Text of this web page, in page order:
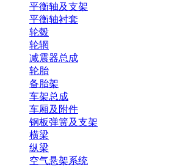
平衡轴及支架
平衡轴衬套
轮毂
轮辋
减震器总成
轮胎
备胎架
车架总成
车厢及附件
钢板弹簧及支架
横梁
纵梁
空气悬架系统